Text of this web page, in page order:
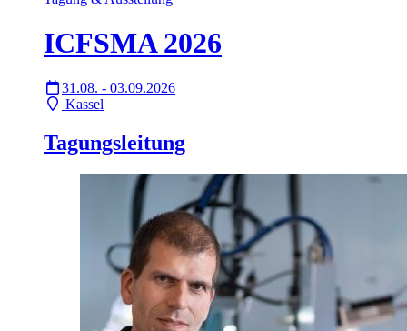
ICFSMA 2026
31.08. - 03.09.2026
Kassel
Tagungsleitung